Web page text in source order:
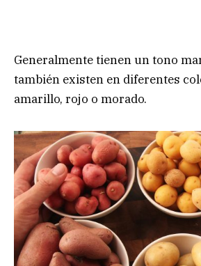
Generalmente tienen un tono
también existen en diferentes
amarillo, rojo o morado.